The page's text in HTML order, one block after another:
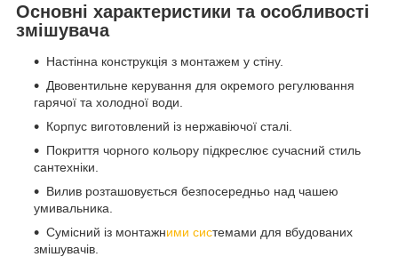
Основні характеристики та особливості
змішувача
Настінна конструкція з монтажем у стіну.
Двовентильне керування для окремого регулювання
гарячої та холодної води.
Корпус виготовлений із нержавіючої сталі.
Покриття чорного кольору підкреслює сучасний стиль
сантехніки.
Вилив розташовується безпосередньо над чашею
умивальника.
Сумісний із монтажними системами для вбудованих
змішувачів.